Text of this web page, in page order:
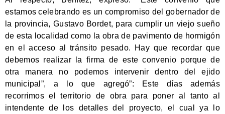
estamos celebrando es un compromiso del gobernador de
la provincia, Gustavo Bordet, para cumplir un viejo sueño
de esta localidad como la obra de pavimento de hormigón
en el acceso al tránsito pesado. Hay que recordar que
debemos realizar la firma de este convenio porque de
otra manera no podemos intervenir dentro del ejido
municipal”, a lo que agregó”: Este días además
recorrimos el territorio de obra para poner al tanto al
intendente de los detalles del proyecto, el cual ya lo